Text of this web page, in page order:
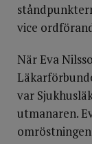
vice
När Eva
var
utmanaren.